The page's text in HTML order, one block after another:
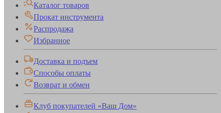
Каталог товаров
Прокат инструмента
Распродажа
Избранное
Доставка и подъем
Способы оплаты
Возврат и обмен
Клуб покупателей «Ваш Дом»